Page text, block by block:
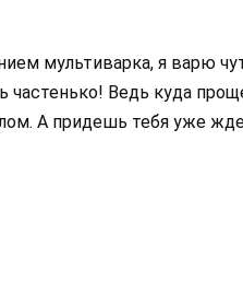
мультиварка, я варю
Ведь куда
А придешь тебя уже